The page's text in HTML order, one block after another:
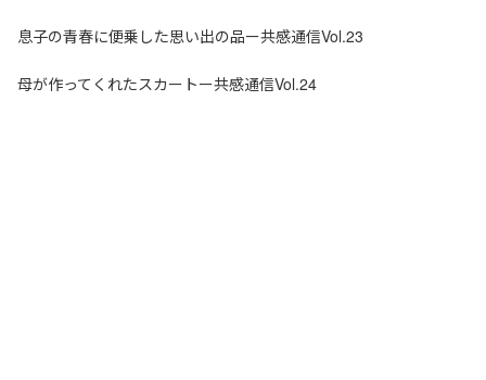
息子の青春に便乗した思い出の品ー共感通信Vol.23
母が作ってくれたスカートー共感通信Vol.24